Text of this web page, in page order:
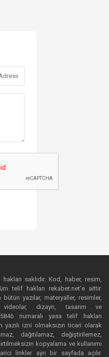
saklıdır. Kod, haber, resim,
telif hakları rekabet.net’e aittir.
yazılar, materyaller, resimler,
videolar, dizayn, tasarım ve
numaralı yasa telif hakları
yazılı izni olmaksızın ticari olarak
dağıtılamaz, değiştirilemez,
kopyalama ve kullanımı
linkler ayrı bir sayfada açılır.